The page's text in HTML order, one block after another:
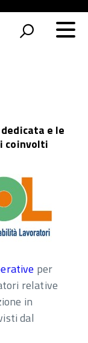
e le
coinvolti
per
relative
in
dal